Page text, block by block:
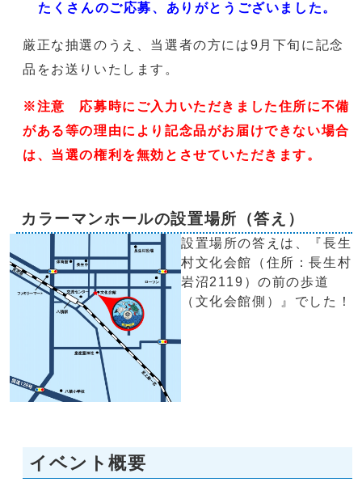
たくさんのご応募、ありがとうございました。
厳正な抽選のうえ、当選者の方には9月下旬に記念
品をお送りいたします。
※注意 応募時にご入力いただきました住所に不備
がある等の理由により記念品がお届けできない場合
は、当選の権利を無効とさせていただきます。
カラーマンホールの設置場所（答え）
設置場所の答えは、『長生
村文化会館（住所：長生村
岩沼2119）の前の歩道
（文化会館側）』でした！
イベント概要